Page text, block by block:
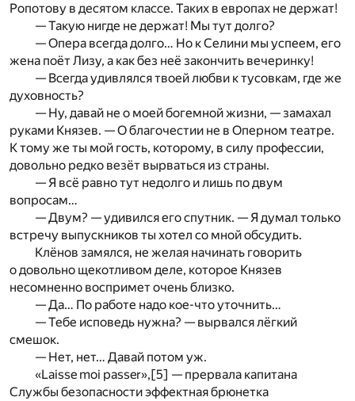
Ропотову в десятом классе. Таких в европах не держат!
— Такую нигде не держат! Мы тут долго?
— Опера всегда долго… Но к Селини мы успеем, его
жена поёт Лизу, а как без неё закончить вечеринку!
— Всегда удивлялся твоей любви к тусовкам, где же
духовность?
— Ну, давай не о моей богемной жизни, — замахал
руками Князев. — О благочестии не в Оперном театре.
К тому же ты мой гость, которому, в силу профессии,
довольно редко везёт вырваться из страны.
— Я всё равно тут недолго и лишь по двум
вопросам…
— Двум? — удивился его спутник. — Я думал только
встречу выпускников ты хотел со мной обсудить.
Клёнов замялся, не желая начинать говорить
о довольно щекотливом деле, которое Князев
несомненно воспримет очень близко.
— Да… По работе надо кое-что уточнить…
— Тебе исповедь нужна? — вырвался лёгкий
смешок.
— Нет, нет… Давай потом уж.
«Laisse moi passer»,[5] — прервала капитана
Службы безопасности эффектная брюнетка